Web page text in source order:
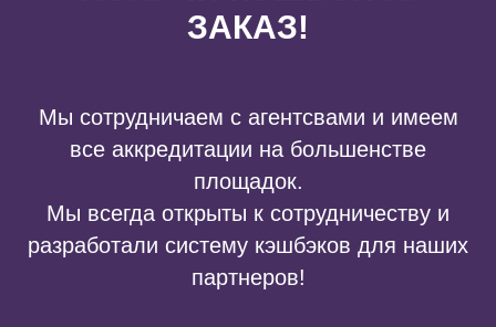
ЗАКАЗ!
Мы сотрудничаем с агентсвами и имеем
все аккредитации на большенстве
площадок.
Мы всегда открыты к сотрудничеству и
разработали систему кэшбэков для наших
партнеров!